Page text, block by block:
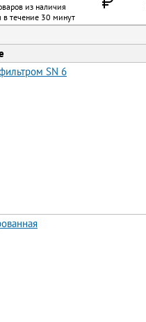
из наличия
в течение 30 минут
SN 6